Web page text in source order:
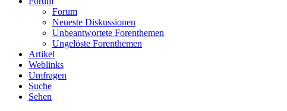
Forum
Neueste Diskussionen
Unbeantwortete Forenthemen
Ungelöste Forenthemen
Artikel
Weblinks
Umfragen
Suche
Sehen